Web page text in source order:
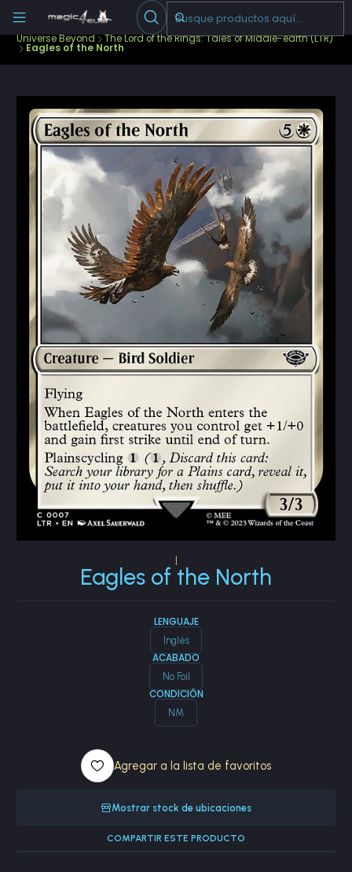
Escribenos
Cartas Sueltas Magic Ediciones Especiales
Universe Beyond The Lord of the Rings: Tales of Middle-earth (LTR)
Eagles of the North
Eagles of the North
LENGUAJE
Inglés
ACABADO
No Foil
CONDICIÓN
NM
Agregar a la lista de favoritos
Mostrar stock de ubicaciones
COMPARTIR ESTE PRODUCTO